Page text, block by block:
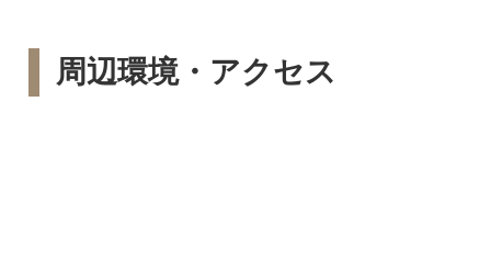
周辺環境・アクセス